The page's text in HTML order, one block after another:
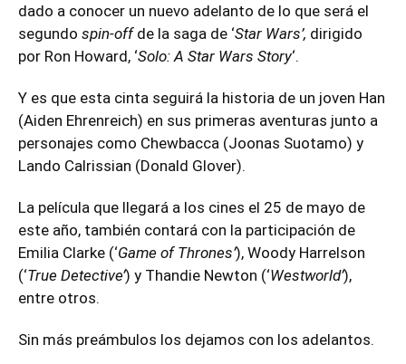
dado a conocer un nuevo adelanto de lo que será el
segundo spin-offde la saga de ‘Star Wars’, dirigido
por Ron Howard, ‘Solo: A Star Wars Story‘.
Y es que esta cinta seguirá la historia de un joven Han
(Aiden Ehrenreich) en sus primeras aventuras junto a
personajes como Chewbacca (Joonas Suotamo) y
Lando Calrissian (Donald Glover).
La película que llegará a los cines el 25 de mayo de
este año, también contará con la participación de
Emilia Clarke (‘Game of Thrones’), Woody Harrelson
(‘True Detective’) y Thandie Newton (‘Westworld’),
entre otros.
Sin más preámbulos los dejamos con los adelantos.